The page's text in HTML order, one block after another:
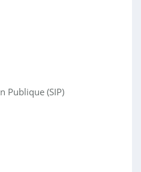
Publique (SIP)